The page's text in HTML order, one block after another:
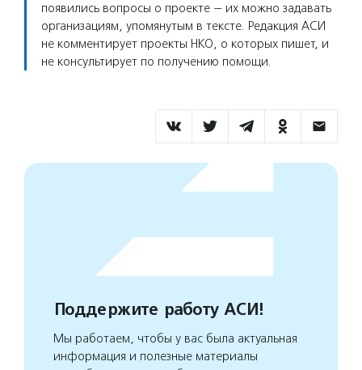
появились вопросы о проекте — их можно задавать
организациям, упомянутым в тексте. Редакция АСИ
не комментирует проекты НКО, о которых пишет, и
не консультирует по получению помощи.
Поддержите работу АСИ!
Мы работаем, чтобы у вас была актуальная
информация и полезные материалы